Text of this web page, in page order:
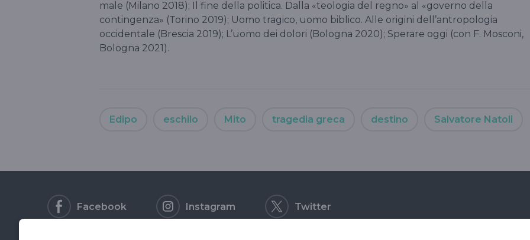
male (Milano 2018); Il fine della politica. Dalla «teologia del regno» al «governo della
contingenza» (Torino 2019); Uomo tragico, uomo biblico. Alle origini dell’antropologia
occidentale (Brescia 2019); L’uomo dei dolori (Bologna 2020); Sperare oggi (con F. Mosconi,
Bologna 2021).
Edipo eschilo Mito tragedia greca destino Salvatore Natoli
Facebook Instagram Twitter